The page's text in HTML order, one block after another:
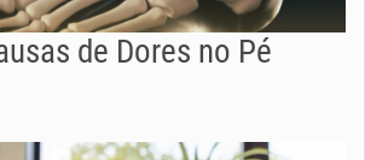
de Dores no Pé